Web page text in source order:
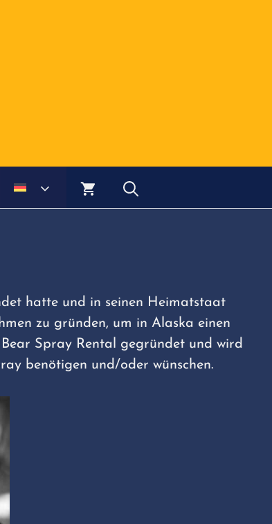
hatte und in seinen Heimatstaat
zu gründen, um in Alaska einen
Spray Rental gegründet und wird
benötigen und/oder wünschen.